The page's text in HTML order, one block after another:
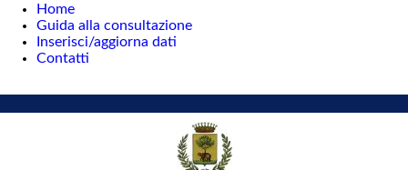
Home
Guida alla consultazione
Inserisci/aggiorna dati
Contatti